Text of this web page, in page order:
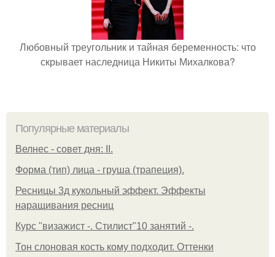
Любовный треугольник и тайная беременность: что
скрывает наследница Никиты Михалкова?
Популярные материалы
Велнес - совет дня: II.
Форма (тип) лица - груша (трапеция).
Ресницы 3д кукольный эффект. Эффекты
наращивания ресниц
Курс "визажист -. Стилист"10 занятий -.
Тон слоновая кость кому подходит. Оттенки